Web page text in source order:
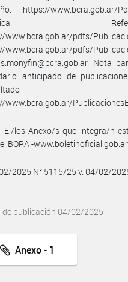
https://www.bcra.gob.ar/
www.bcra.gob.ar/pdfs/
www.bcra.gob.ar/pdfs/
Nota
anticipado de
www.bcra.gob.ar/
El/los Anexo/s que integra/n
BORA -
2025 N° 5115/25 v. 04/02/
de publicación 04/02/2025
Anexo - 1